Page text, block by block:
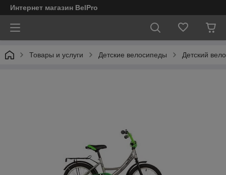
Интернет магазин BelPro
Товары и услуги Детские велосипеды Детский